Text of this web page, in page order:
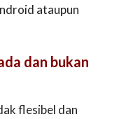
ataupun
dan bukan
flesibel dan